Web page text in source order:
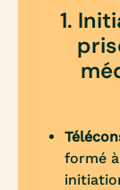
1.
formé